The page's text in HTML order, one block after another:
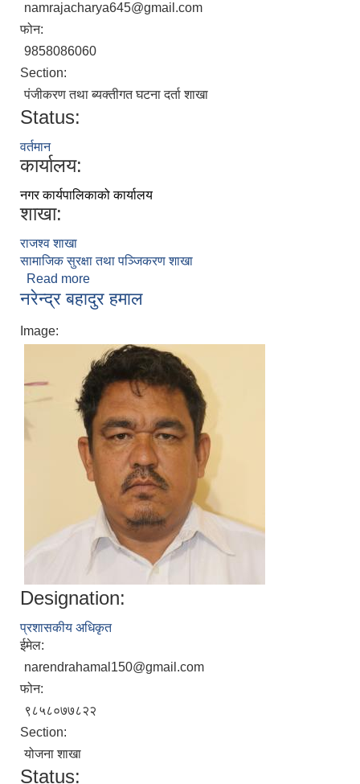
namrajacharya645@gmail.com
फोन:
9858086060
Section:
पंजीकरण तथा ब्यक्तीगत घटना दर्ता शाखा
Status:
वर्तमान
कार्यालय:
नगर कार्यपालिकाको कार्यालय
शाखा:
राजश्व शाखा
सामाजिक सुरक्षा तथा पञ्जिकरण शाखा
Read more
नरेन्द्र बहादुर हमाल
Image:
Designation:
प्रशासकीय अधिकृत
ईमेल:
narendrahamal150@gmail.com
फोन:
९८५८०७७८२२
Section:
योजना शाखा
Status: